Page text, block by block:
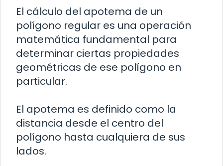
El cálculo del apotema de un
polígono regular es una operación
matemática fundamental para
determinar ciertas propiedades
geométricas de ese polígono en
particular.
El apotema es definido como la
distancia desde el centro del
polígono hasta cualquiera de sus
lados.